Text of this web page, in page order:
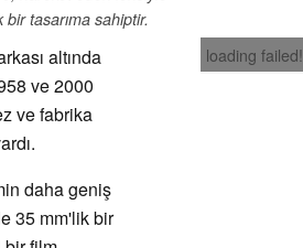
bir tasarıma sahiptir.
loading failed!
altında
ve 2000
ve fabrika
daha geniş
35 mm'lik bir